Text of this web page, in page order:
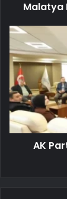
Malatya
AK